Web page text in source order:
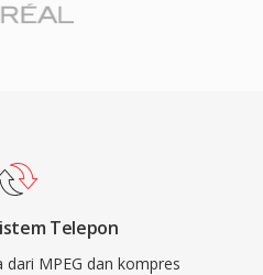
Telepon
dari MPEG dan kompres